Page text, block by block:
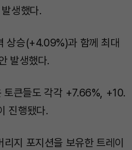
생했다.
상승(+4.09%)과 함께 최대
발생했다.
토큰들도 각각 +7.66%, +10.
진행됐다.
지 포지션을 보유한 트레이